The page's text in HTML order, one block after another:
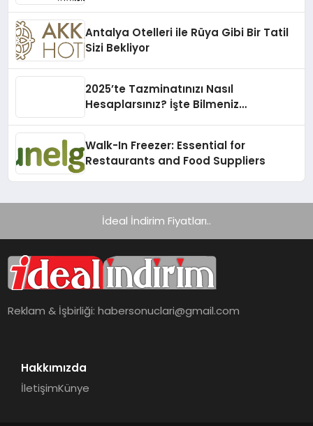
Antalya Otelleri ile Rüya Gibi Bir Tatil
Sizi Bekliyor
2025’te Tazminatınızı Nasıl
Hesaplarsınız? İşte Bilmeniz
Walk-In Freezer: Essential for
Restaurants and Food Suppliers
İdeal İndirim Fiyatları..
Reklam & İşbirliği:habersonuclari@gmail.com
Hakkımızda
İletişimKünye